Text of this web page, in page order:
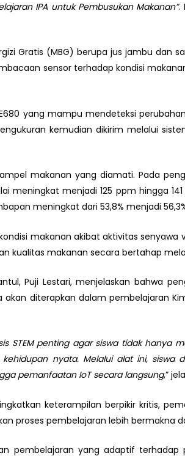
IPA untuk Pembusukan Makanan”.
Gratis (MBG) berupa jus jambu dan
sensor terhadap kondisi
yang mampu mendeteksi
kemudian dikirim melalui
makanan yang diamati. Pada
meningkat menjadi 125 ppm hingga
meningkat dari 53,8% menjadi
makanan akibat aktivitas
kualitas makanan secara bertahap
Puji Lestari, menjelaskan bahwa
diterapkan dalam pembelajaran
STEM penting agar siswa tidak
nyata. Melalui alat ini, siswa
pemanfaatan IoT secara langsung,”
keterampilan berpikir kritis,
proses pembelajaran lebih bermakna
pembelajaran yang adaptif